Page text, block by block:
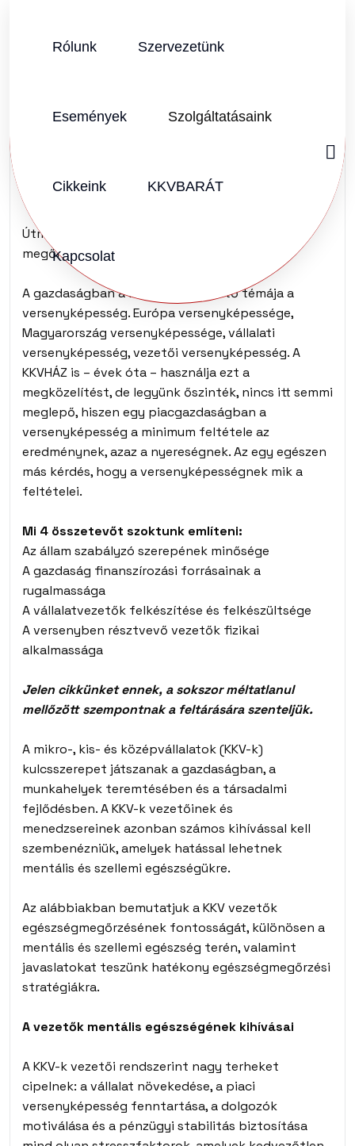
Rólunk Szervezetünk
Események Szolgáltatásaink
Cikkeink KKVBARÁT
Kapcsolat
2024.11.04. Vélemény (0)
egészségmegőrzése
Útmutató a mentális és szellemi egészség
megőrzésének fontosságáról
A gazdaságban a közbeszéd vezető témája a
versenyképesség. Európa versenyképessége,
Magyarország versenyképessége, vállalati
versenyképesség, vezetői versenyképesség. A
KKVHÁZ is – évek óta – használja ezt a
megközelítést, de legyünk őszinték, nincs itt semmi
meglepő, hiszen egy piacgazdaságban a
versenyképesség a minimum feltétele az
eredménynek, azaz a nyereségnek. Az egy egészen
más kérdés, hogy a versenyképességnek mik a
feltételei.
Mi 4 összetevőt szoktunk említeni:
Az állam szabályzó szerepének minősége
A gazdaság finanszírozási forrásainak a
rugalmassága
A vállalatvezetők felkészítése és felkészültsége
A versenyben résztvevő vezetők fizikai
alkalmassága
Jelen cikkünket ennek, a sokszor méltatlanul
mellőzött szempontnak a feltárására szenteljük.
A mikro-, kis- és középvállalatok (KKV-k)
kulcsszerepet játszanak a gazdaságban, a
munkahelyek teremtésében és a társadalmi
fejlődésben. A KKV-k vezetőinek és
menedzsereinek azonban számos kihívással kell
szembenézniük, amelyek hatással lehetnek
mentális és szellemi egészségükre.
Az alábbiakban bemutatjuk a KKV vezetők
egészségmegőrzésének fontosságát, különösen a
mentális és szellemi egészség terén, valamint
javaslatokat teszünk hatékony egészségmegőrzési
stratégiákra.
A vezetők mentális egészségének kihívásai
A KKV-k vezetői rendszerint nagy terheket
cipelnek: a vállalat növekedése, a piaci
versenyképesség fenntartása, a dolgozók
motiválása és a pénzügyi stabilitás biztosítása